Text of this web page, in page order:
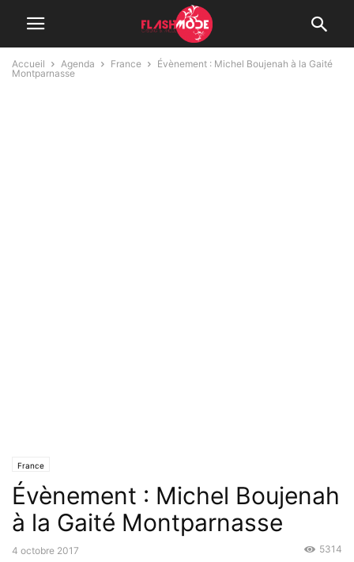
Accueil Agenda France
Évènement : Michel Boujenah à la Gaité
Montparnasse
France
Évènement : Michel Boujenah
à la Gaité Montparnasse
4 octobre 2017 5314